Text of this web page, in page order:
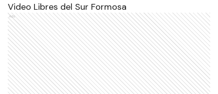
Video Libres del Sur Formosa
Ads